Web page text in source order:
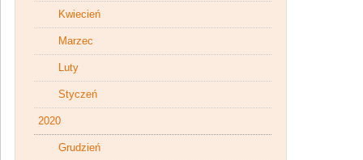
Kwiecień
Marzec
Luty
Styczeń
2020
Grudzień